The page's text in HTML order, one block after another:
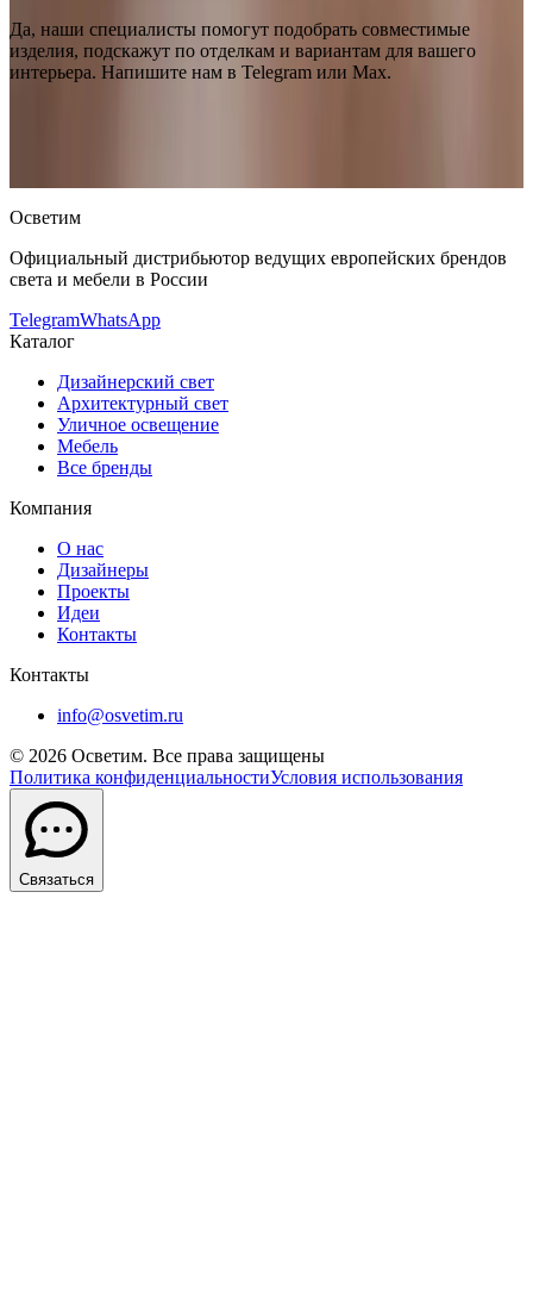
Да, наши специалисты помогут подобрать совместимые
изделия, подскажут по отделкам и вариантам для вашего
интерьера. Напишите нам в Telegram или Max.
Осветим
Официальный дистрибьютор ведущих европейских брендов
света и мебели в России
TelegramWhatsApp
Каталог
Дизайнерский свет
Архитектурный свет
Уличное освещение
Мебель
Все бренды
Компания
О нас
Дизайнеры
Проекты
Идеи
Контакты
Контакты
info@osvetim.ru
© 2026 Осветим. Все права защищены
Политика конфиденциальностиУсловия использования
Связаться